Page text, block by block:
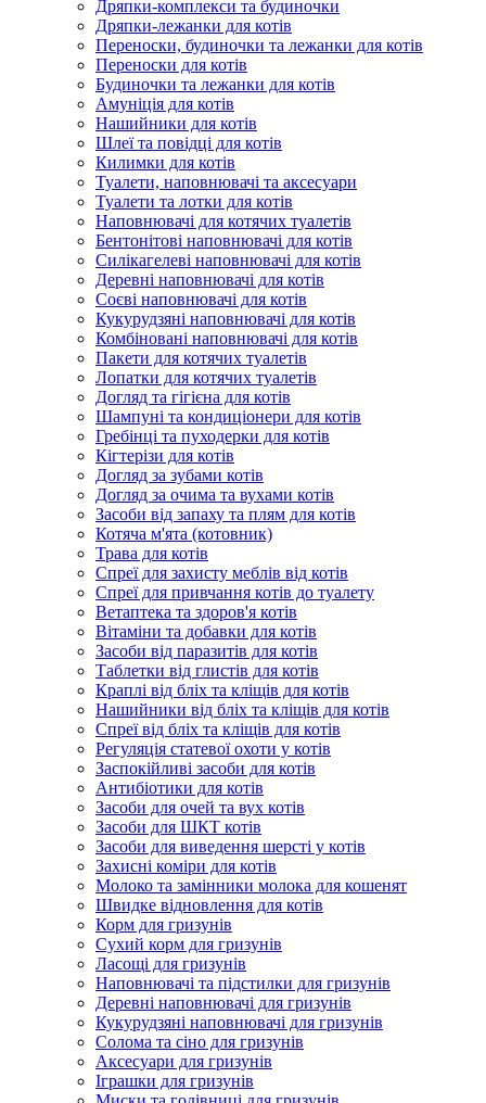
Дряпки-комплекси та будиночки
Дряпки-лежанки для котів
Переноски, будиночки та лежанки для котів
Переноски для котів
Будиночки та лежанки для котів
Амуніція для котів
Нашийники для котів
Шлеї та повідці для котів
Килимки для котів
Туалети, наповнювачі та аксесуари
Туалети та лотки для котів
Наповнювачі для котячих туалетів
Бентонітові наповнювачі для котів
Силікагелеві наповнювачі для котів
Деревні наповнювачі для котів
Соєві наповнювачі для котів
Кукурудзяні наповнювачі для котів
Комбіновані наповнювачі для котів
Пакети для котячих туалетів
Лопатки для котячих туалетів
Догляд та гігієна для котів
Шампуні та кондиціонери для котів
Гребінці та пуходерки для котів
Кігтерізи для котів
Догляд за зубами котів
Догляд за очима та вухами котів
Засоби від запаху та плям для котів
Котяча м'ята (котовник)
Трава для котів
Спреї для захисту меблів від котів
Спреї для привчання котів до туалету
Ветаптека та здоров'я котів
Вітаміни та добавки для котів
Засоби від паразитів для котів
Таблетки від глистів для котів
Краплі від бліх та кліщів для котів
Нашийники від бліх та кліщів для котів
Спреї від бліх та кліщів для котів
Регуляція статевої охоти у котів
Заспокійливі засоби для котів
Антибіотики для котів
Засоби для очей та вух котів
Засоби для ШКТ котів
Засоби для виведення шерсті у котів
Захисні коміри для котів
Молоко та замінники молока для кошенят
Швидке відновлення для котів
Корм для гризунів
Сухий корм для гризунів
Ласощі для гризунів
Наповнювачі та підстилки для гризунів
Деревні наповнювачі для гризунів
Кукурудзяні наповнювачі для гризунів
Солома та сіно для гризунів
Аксесуари для гризунів
Іграшки для гризунів